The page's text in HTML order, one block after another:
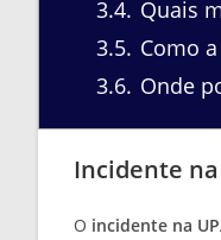
3.4 Quais
3.5 Como
3.6 Onde
Incidente na
O incidente na